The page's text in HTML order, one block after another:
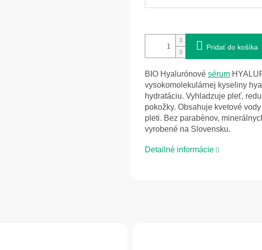
Pridať do košíka
BIO Hyalurónové sérum
vysokomolekulárnej kyseliny
hydratáciu. Vyhladzuje pleť,
pokožky. Obsahuje kvetové
pleti. Bez parabénov,
vyrobené na Slovensku.
Detailné informácie